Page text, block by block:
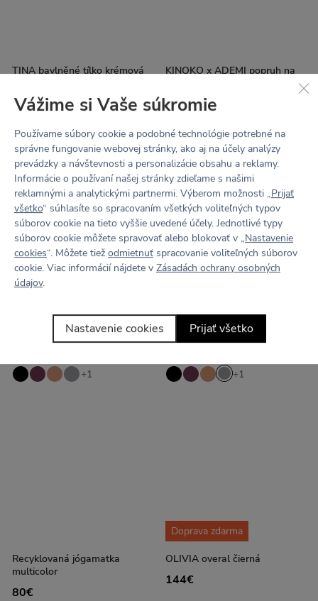
TINA bavlněné tílko krémová
44€
KINOKO x ADEMI popruh na
64€
BELLA hug sportovní
podprsenka košíček A/C žltá
+1
BELLA hug sportovní
podprsenka košíček A/C šedá
39€ 78€
+1
Recyklovaná jógamatka
multicolor
80€
Doprava zdarma
OLIVIA overal čierná
144€
Vážime si Vaše súkromie
Používame súbory cookie a podobné technológie potrebné na
správne fungovanie webovej stránky, ako aj na účely analýzy
prevádzky a návštevnosti a personalizácie obsahu a reklamy.
Informácie o používaní našej stránky zdieľame s našimi
reklamnými a analytickými partnermi. Výberom možnosti „Prijať
všetko“ súhlasíte so spracovaním všetkých voliteľných typov
súborov cookie na tieto vyššie uvedené účely. Jednotlivé typy
súborov cookie môžete spravovať alebo blokovať v „Nastavenie
cookies“. Môžete tiež odmietnuť spracovanie voliteľných súborov
cookie. Viac informácií nájdete v Zásadách ochrany osobných
údajov.
Nastavenie cookies Prijať všetko